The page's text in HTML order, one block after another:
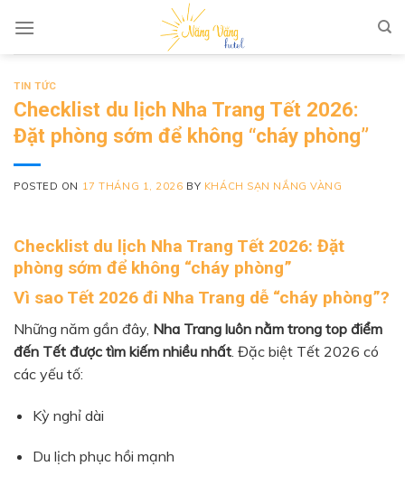
TIN TỨC
Checklist du lịch Nha Trang Tết 2026:
Đặt phòng sớm để không “cháy phòng”
POSTED ON 17 THÁNG 1, 2026 BY KHÁCH SẠN NẮNG VÀNG
Checklist du lịch Nha Trang Tết 2026: Đặt
phòng sớm để không “cháy phòng”
Vì sao Tết 2026 đi Nha Trang dễ “cháy phòng”?
Những năm gần đây, Nha Trang luôn nằm trong top điểm
đến Tết được tìm kiếm nhiều nhất . Đặc biệt Tết 2026 có
các yếu tố:
Kỳ nghỉ dài
Du lịch phục hồi mạnh